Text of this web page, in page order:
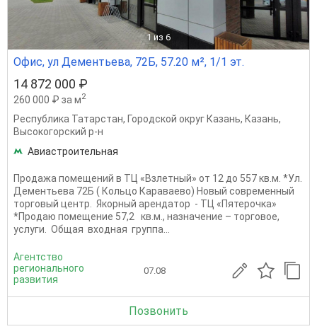
1 из 6
Офис, ул Дементьева, 72Б, 57.20 м², 1/1 эт.
14 872 000 ₽
260 000 ₽ за м2
Республика Татарстан, Городской округ Казань, Казань,
Высокогорский р-н
Авиастроительная
Продажа помещений в ТЦ «Взлетный» от 12 до 557 кв.м. *Ул.
Дементьева 72Б ( Кольцо Караваево) Новый современный
торговый центр. Якорный арендатор - ТЦ «Пятерочка»
*Продаю помещение 57,2 кв.м., назначение – торговое,
услуги. Общая входная группа...
Агентство
регионального
развития
07.08
Позвонить